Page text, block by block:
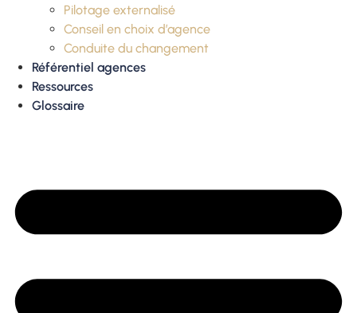
Pilotage externalisé
Conseil en choix d’agence
Conduite du changement
Référentiel agences
Ressources
Glossaire